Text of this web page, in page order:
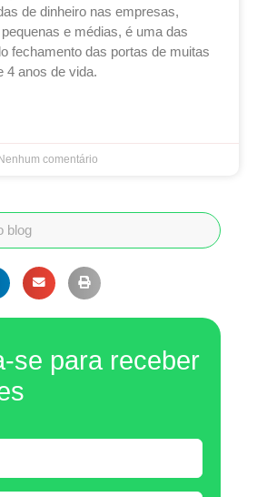
de dinheiro nas empresas,
e médias, é uma das
fechamento das portas de muitas
4 anos de vida.
comentário
se para receber